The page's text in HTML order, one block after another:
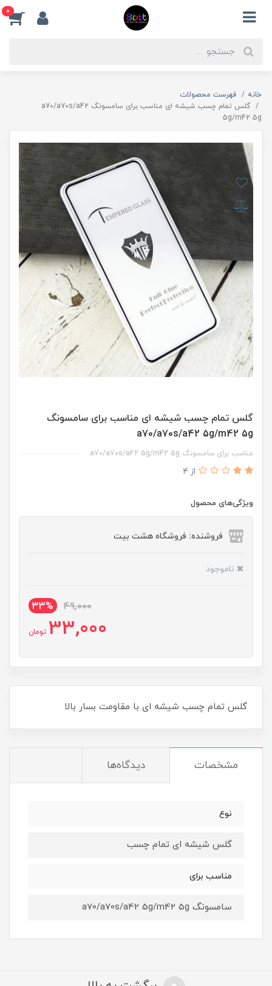
0
خانه
فهرست محصولات
گلس تمام چسب شیشه ای مناسب برای سامسونگ a70/a70s/a42
5g/m42 5g
گلس تمام چسب شیشه ای مناسب برای سامسونگ
a70/a70s/a42 5g/m42 5g
مناسب برای سامسونگ a70/a70s/a42 5g/m42 5g
از 4
ویژگی‌های محصول
فروشنده: فروشگاه هشت بیت
ناموجود
49,000
33%
33,000 تومان
گلس تمام چسب شیشه ای با مقاومت بسار بالا
مشخصات دیدگاه‌ها
نوع
گلس شیشه ای تمام چسب
مناسب برای
سامسونگ a70/a70s/a42 5g/m42 5g